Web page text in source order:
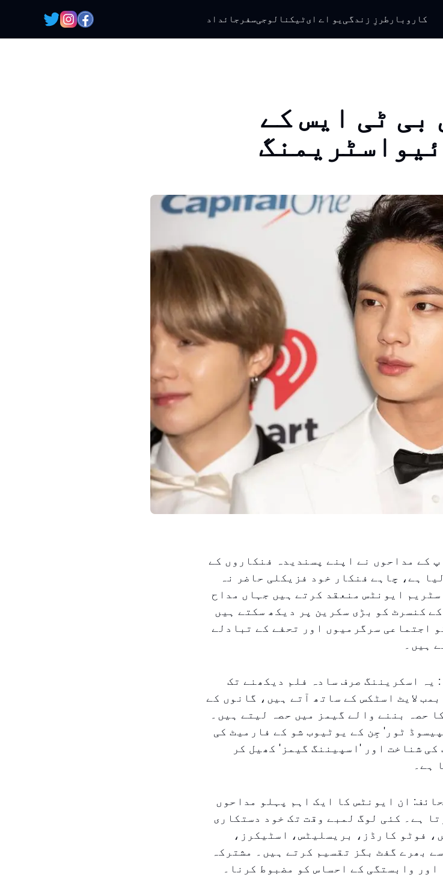
کاروبار طرزِ زندگی یو اے ایٹیکنالوجیسفر جائداد
بی ٹی ایس کے
کے مداحوں نے اپنے پسندیدہ فنکاروں کے
ہے، چاہے فنکار خود فزیکلی حاضر نہ
ایونٹس منعقد کرتے ہیں جہاں مداح
کنسرٹ کو بڑی سکرین پر دیکھ سکتے ہیں
اجتماعی سرگرمیوں اور تحفے کے تبادلے
ہیں۔
یہ اسکریننگ صرف سادہ فلم دیکھنے تک
لایٹ اسٹکس کے ساتھ آتے ہیں، گانوں کے
حصہ بننے والے گیمز میں حصہ لیتے ہیں۔
ٹور' جِن کے یوٹیوب شو کے فارمیٹ کی
شناخت اور 'اسپیننگ گیمز' کھیل کر
ہے۔
ان ایونٹس کا ایک اہم پہلو مداحوں
ہے۔ کئی لوگ لمبے وقت تک خود دستکاری
فوٹو کارڈز، بریسلیٹس، اسٹیکرز،
بھرے گفٹ بگز تقسیم کرتے ہیں۔ مشترکہ
وابستگی کے احساس کو مضبوط کرنا۔